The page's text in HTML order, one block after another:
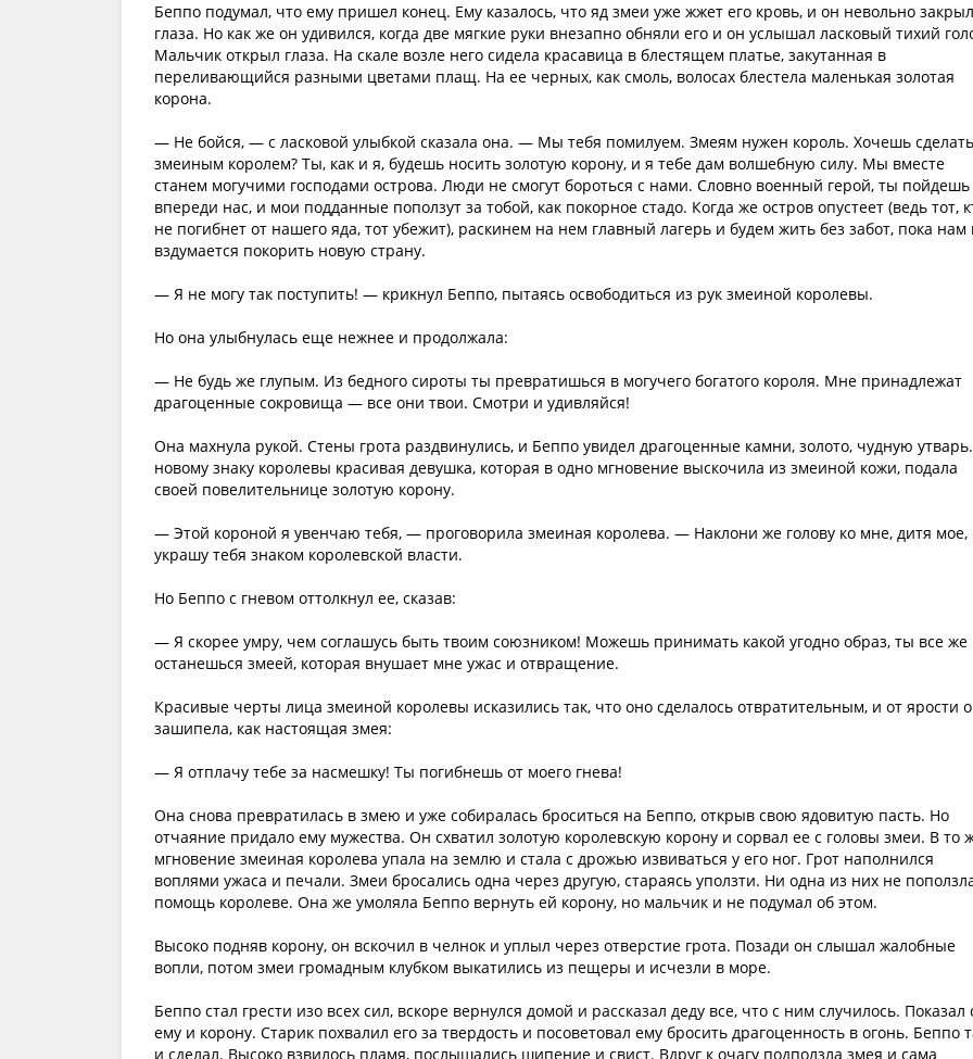
Беппо подумал, что ему пришел конец. Ему казалось, что яд змеи уже жжет его кровь, и он невольно закрыл
глаза. Но как же он удивился, когда две мягкие руки внезапно обняли его и он услышал ласковый тихий
Мальчик открыл глаза. На скале возле него сидела красавица в блестящем платье, закутанная в
переливающийся разными цветами плащ. На ее черных, как смоль, волосах блестела маленькая золотая
корона.
— Не бойся, — с ласковой улыбкой сказала она. — Мы тебя помилуем. Змеям нужен король. Хочешь
змеиным королем? Ты, как и я, будешь носить золотую корону, и я тебе дам волшебную силу. Мы вместе
станем могучими господами острова. Люди не смогут бороться с нами. Словно военный герой, ты пойдешь
впереди нас, и мои подданные поползут за тобой, как покорное стадо. Когда же остров опустеет (ведь тот,
не погибнет от нашего яда, тот убежит), раскинем на нем главный лагерь и будем жить без забот, пока нам
вздумается покорить новую страну.
— Я не могу так поступить! — крикнул Беппо, пытаясь освободиться из рук змеиной королевы.
Но она улыбнулась еще нежнее и продолжала:
— Не будь же глупым. Из бедного сироты ты превратишься в могучего богатого короля. Мне принадлежат
драгоценные сокровища — все они твои. Смотри и удивляйся!
Она махнула рукой. Стены грота раздвинулись, и Беппо увидел драгоценные камни, золото, чудную
новому знаку королевы красивая девушка, которая в одно мгновение выскочила из змеиной кожи, подала
своей повелительнице золотую корону.
— Этой короной я увенчаю тебя, — проговорила змеиная королева. — Наклони же голову ко мне, дитя мое,
украшу тебя знаком королевской власти.
Но Беппо с гневом оттолкнул ее, сказав:
— Я скорее умру, чем соглашусь быть твоим союзником! Можешь принимать какой угодно образ, ты все же
останешься змеей, которая внушает мне ужас и отвращение.
Красивые черты лица змеиной королевы исказились так, что оно сделалось отвратительным, и от ярости
зашипела, как настоящая змея:
— Я отплачу тебе за насмешку! Ты погибнешь от моего гнева!
Она снова превратилась в змею и уже собиралась броситься на Беппо, открыв свою ядовитую пасть. Но
отчаяние придало ему мужества. Он схватил золотую королевскую корону и сорвал ее с головы змеи. В то
мгновение змеиная королева упала на землю и стала с дрожью извиваться у его ног. Грот наполнился
воплями ужаса и печали. Змеи бросались одна через другую, стараясь уползти. Ни одна из них не
помощь королеве. Она же умоляла Беппо вернуть ей корону, но мальчик и не подумал об этом.
Высоко подняв корону, он вскочил в челнок и уплыл через отверстие грота. Позади он слышал жалобные
вопли, потом змеи громадным клубком выкатились из пещеры и исчезли в море.
Беппо стал грести изо всех сил, вскоре вернулся домой и рассказал деду все, что с ним случилось. Показал
ему и корону. Старик похвалил его за твердость и посоветовал ему бросить драгоценность в огонь. Беппо
и сделал. Высоко взвилось пламя, послышались шипение и свист. Вдруг к очагу подползла змея и сама